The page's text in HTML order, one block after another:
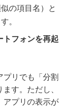
似の項目名）と
。
トフォンを再起
プリでも「分割
す。ただし、
アプリの表示が